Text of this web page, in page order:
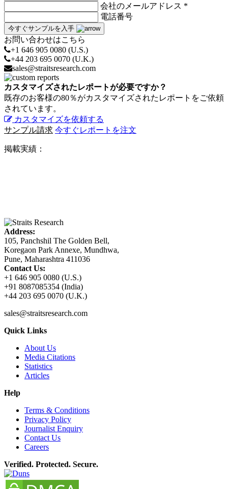
会社のメールアドレス *
電話番号
今すぐサンプルを入手
お問い合わせはこちら
+1 646 905 0080 (U.S.)
+44 203 695 0070 (U.K.)
sales@straitsresearch.com
カスタマイズされたレポートが必要ですか？
既存のお客様の80％がカスタマイズされたレポートをご依頼
されています。
カスタマイズを依頼する
サンプル請求 今すぐレポートを注文
掲載実績：
Address:
105, Panchshil The Golden Bell,
Koregaon Park Annexe, Mundhwa,
Pune, Maharashtra 411036
Contact Us:
+1 646 905 0080 (U.S.)
+91 8087085354 (India)
+44 203 695 0070 (U.K.)
sales@straitsresearch.com
Quick Links
About Us
Media Citations
Statistics
Articles
Help
Terms & Conditions
Privacy Policy
Journalist Enquiry
Contact Us
Careers
Verified. Protected. Secure.